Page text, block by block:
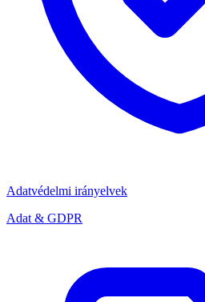
Adatvédelmi irányelvek
Adat & GDPR